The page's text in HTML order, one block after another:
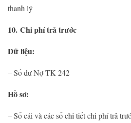
thanh lý
10. Chi phí trả trước
Dữ liệu:
– Số dư Nợ TK 242
Hồ sơ:
– Sổ cái và các sổ chi tiết chi phí trả